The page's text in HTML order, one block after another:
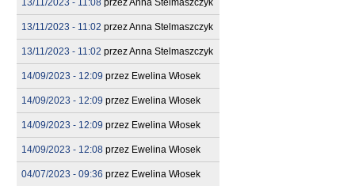
13/11/2023 - 11:08 przezAnna Stelmaszczyk
13/11/2023 - 11:02 przezAnna Stelmaszczyk
13/11/2023 - 11:02 przezAnna Stelmaszczyk
14/09/2023 - 12:09 przez Ewelina Włosek
14/09/2023 - 12:09 przez Ewelina Włosek
14/09/2023 - 12:09 przez Ewelina Włosek
14/09/2023 - 12:08 przez Ewelina Włosek
04/07/2023 - 09:36 przez Ewelina Włosek